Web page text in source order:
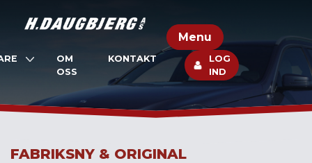
Menu
OM
OSS
KONTAKT
LOG
IND
FABRIKSNY & ORIGINAL